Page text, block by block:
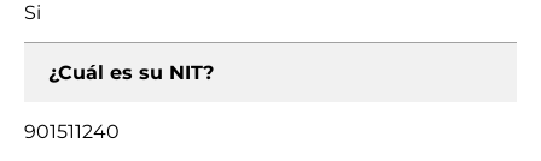
Si
¿Cuál es su NIT?
901511240